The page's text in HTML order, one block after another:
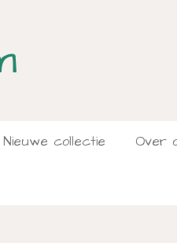
Nieuwe collectie Over